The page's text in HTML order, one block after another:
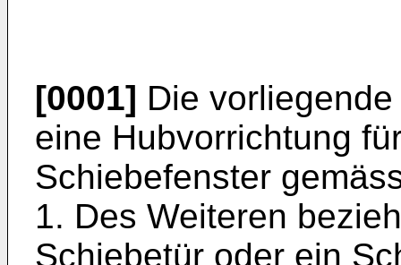
[0001] Die
eine Hubvorrichtung
Schiebefenster
1. Des Weiteren
Schiebetür oder ein